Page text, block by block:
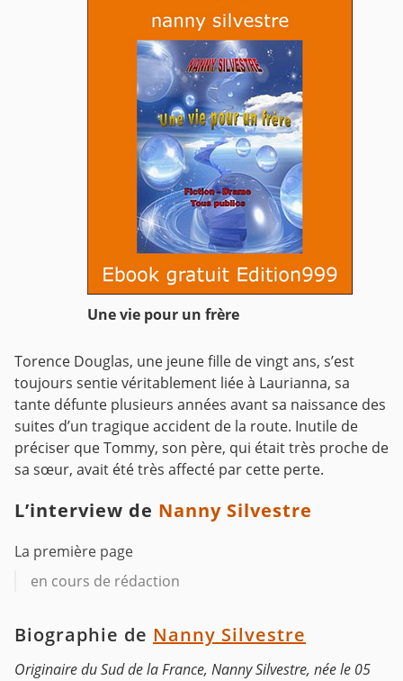
Une vie pour un frère
Torence Douglas, une jeune fille de vingt ans, s’est
toujours sentie véritablement liée à Laurianna, sa
tante défunte plusieurs années avant sa naissance des
suites d’un tragique accident de la route. Inutile de
préciser que Tommy, son père, qui était très proche de
sa sœur, avait été très affecté par cette perte.
L’interview de Nanny Silvestre
La première page
en cours de rédaction
Biographie de Nanny Silvestre
Originaire du Sud de la France, Nanny Silvestre, née le 05